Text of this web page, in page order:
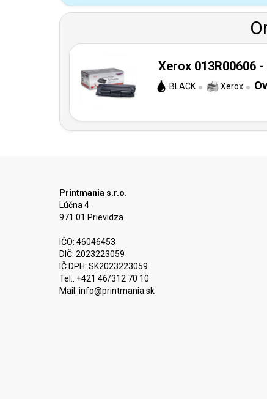
Xerox 013R00606
BLACK Xerox
Printmania s.r.o.
Lúčna 4
971 01 Prievidza
IČO: 46046453
DIČ: 2023223059
IČ DPH: SK2023223059
Tel.: +421 46/312 70 10
Mail: info@printmania.sk